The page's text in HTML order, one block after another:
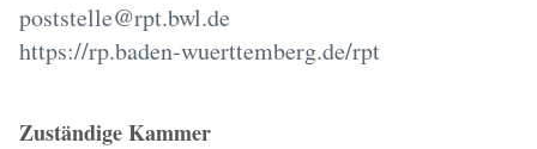
poststelle@rpt.bwl.de
https://rp.baden-wuerttemberg.de/rpt
Zuständige Kammer